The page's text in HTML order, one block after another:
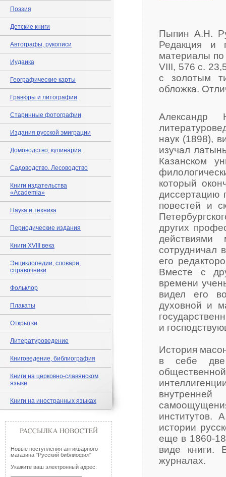
Поэзия
Детские книги
Автографы, рукописи
Иудаика
Географические карты
Гравюры и литографии
Старинные фотографии
Издания русской эмиграции
Домоводство, кулинария
Садоводство. Лесоводство
Книги издательства
«Academia»
Наука и техника
Периодические издания
Книги XVIII века
Энциклопедии, словари,
справочники
Фольклор
Плакаты
Открытки
Литературоведение
Книговедение, библиография
Книги на церковно-славянском
языке
Книги на иностранных языках
Новые поступления антикварного
магазина "Русский библиофил"
Укажите ваш электронный адрес:
Пыпин А.Н.
Редакция и
материалы по
VIII, 576 с.
с золотым
обложка.
Александр
наук (1898),
изучал
Казанском
который
диссертацию
повестей и
других
действиями
сотрудничал
его
Вместе с
времени
видел его
духовной и
и
История
в себе две
институтов.
истории
еще в 1860-
виде книги.
журналах.